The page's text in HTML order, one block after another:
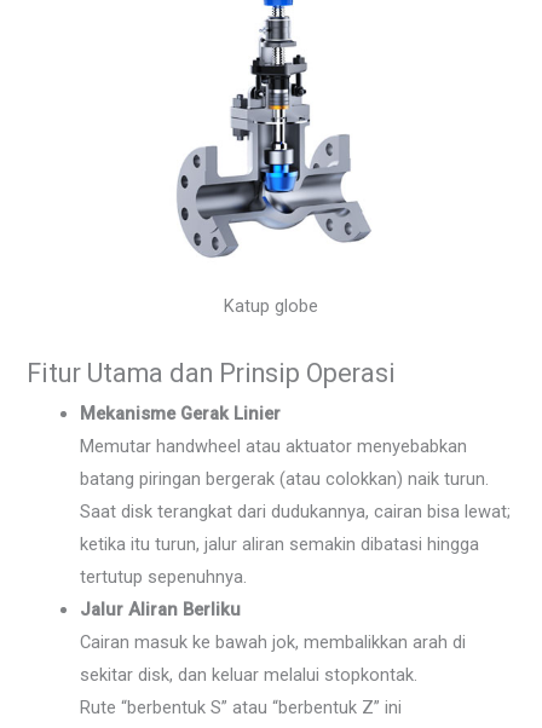
Katup globe
Fitur Utama dan Prinsip Operasi
Mekanisme Gerak Linier
Memutar handwheel atau aktuator menyebabkan
batang piringan bergerak (atau colokkan) naik turun.
Saat disk terangkat dari dudukannya, cairan bisa lewat;
ketika itu turun, jalur aliran semakin dibatasi hingga
tertutup sepenuhnya.
Jalur Aliran Berliku
Cairan masuk ke bawah jok, membalikkan arah di
sekitar disk, dan keluar melalui stopkontak.
Rute “berbentuk S” atau “berbentuk Z” ini